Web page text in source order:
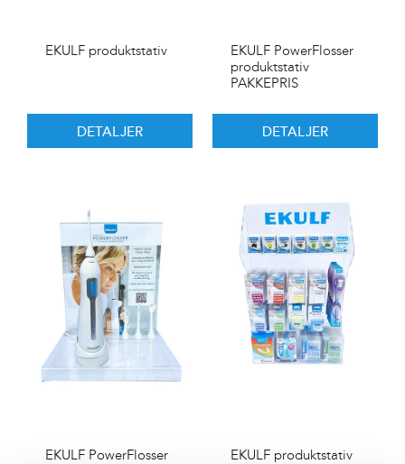
EKULF produktstativ
DETALJER
EKULF PowerFlosser
produktstativ
PAKKEPRIS
DETALJER
EKULF PowerFlosser
EKULF produktstativ